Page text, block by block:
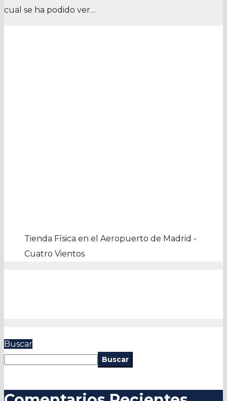
cual se ha podido ver…
Tienda Física en el Aeropuerto de Madrid -
Cuatro Vientos
Buscar
Buscar